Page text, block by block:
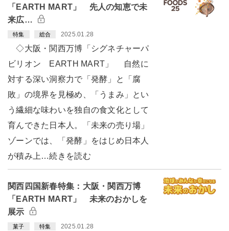
「EARTH MART」 先人の知恵で未
来広…
特集 総合 2025.01.28
◇大阪・関西万博「シグネチャーパ
ビリオン EARTH MART」 自然に
対する深い洞察力で「発酵」と「腐
敗」の境界を見極め、「うまみ」とい
う繊細な味わいを独自の食文化として
育んできた日本人。「未来の売り場」
ゾーンでは、「発酵」をはじめ日本人
が積み上…続きを読む
関西四国新春特集：大阪・関西万博
「EARTH MART」 未来のおかしを
展示
菓子 特集 2025.01.28